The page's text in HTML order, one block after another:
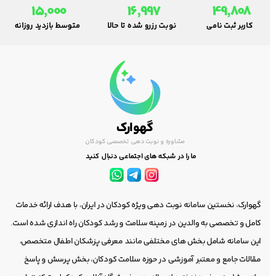
49,808
کاربر ثبت نامی
16,997
نوبت رزرو شده تا حالا
15,000
متوسط بازدید روزانه
گهوارک
مشاوره و نوبت دهی تخصصی کودکان
ما را در شبکه های اجتماعی دنبال کنید
گهوارک، نخستین سامانه نوبت دهی ویژه کودکان در ایران، با هدف ارائه خدمات
کامل و تخصصی به والدین در زمینه سلامت و رشد کودکان راه اندازی شده است.
این سامانه شامل بخش های مختلفی مانند معرفی پزشکان اطفال متخصص،
مقالات جامع و معتبر آموزشی در حوزه سلامت کودکان، بخش پرسش و پاسخ